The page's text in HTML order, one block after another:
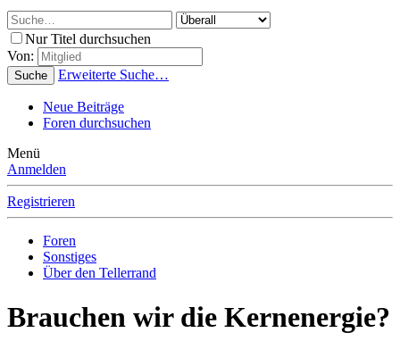
Nur Titel durchsuchen
Von:
Suche Erweiterte Suche…
Neue Beiträge
Foren durchsuchen
Menü
Anmelden
Registrieren
Foren
Sonstiges
Über den Tellerrand
Brauchen wir die Kernenergie?